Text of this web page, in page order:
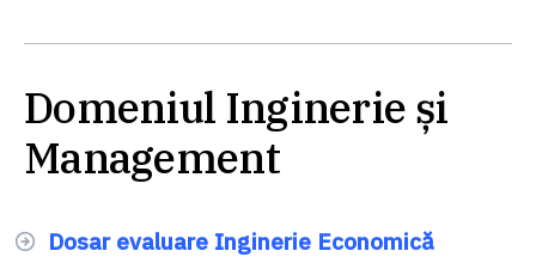
Domeniul Inginerie și
Management
Dosar evaluare Inginerie Economică